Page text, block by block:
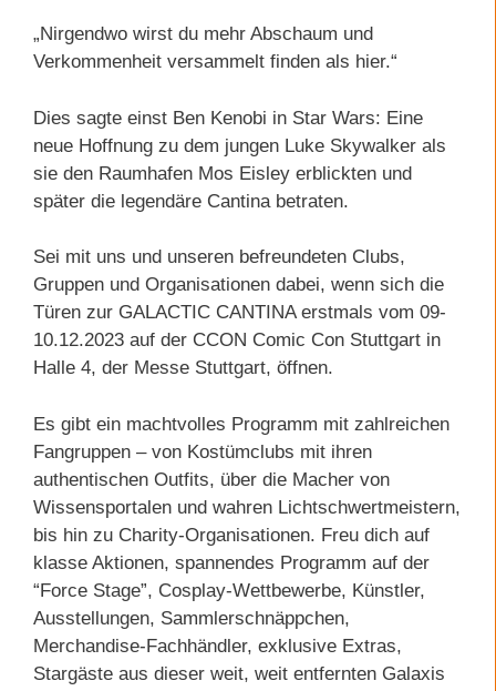
„Nirgendwo wirst du mehr Abschaum und
Verkommenheit versammelt finden als hier.“
Dies sagte einst Ben Kenobi in Star Wars: Eine
neue Hoffnung zu dem jungen Luke Skywalker als
sie den Raumhafen Mos Eisley erblickten und
später die legendäre Cantina betraten.
Sei mit uns und unseren befreundeten Clubs,
Gruppen und Organisationen dabei, wenn sich die
Türen zur GALACTIC CANTINA erstmals vom 09-
10.12.2023 auf der CCON Comic Con Stuttgart in
Halle 4, der Messe Stuttgart, öffnen.
Es gibt ein machtvolles Programm mit zahlreichen
Fangruppen – von Kostümclubs mit ihren
authentischen Outfits, über die Macher von
Wissensportalen und wahren Lichtschwertmeistern,
bis hin zu Charity-Organisationen. Freu dich auf
klasse Aktionen, spannendes Programm auf der
“Force Stage”, Cosplay-Wettbewerbe, Künstler,
Ausstellungen, Sammlerschnäppchen,
Merchandise-Fachhändler, exklusive Extras,
Stargäste aus dieser weit, weit entfernten Galaxis